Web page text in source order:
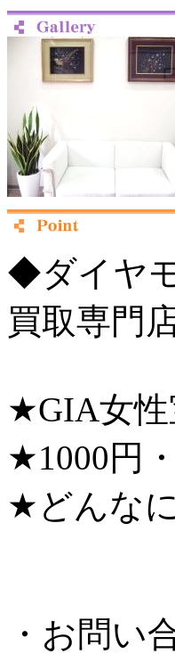
◆ダイヤ
買取専門
★GIA女性
★1000円
★どんな
・お問い